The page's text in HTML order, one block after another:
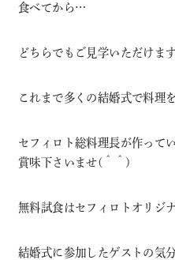
食べてから…
どちらでもご見学いただけま
これまで多くの結婚式で料理
セフィロト総料理長が作って
賞味下さいませ(＾＾)
無料試食はセフィロトオリジ
結婚式に参加したゲストの気